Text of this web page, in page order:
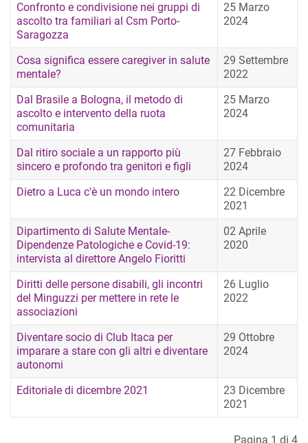
Confronto e condivisione nei gruppi di
ascolto tra familiari al Csm Porto-
Saragozza
25 Marzo
2024
Cosa significa essere caregiver in salute
mentale?
29 Settembre
2022
Dal Brasile a Bologna, il metodo di
ascolto e intervento della ruota
comunitaria
25 Marzo
2024
Dal ritiro sociale a un rapporto più
sincero e profondo tra genitori e figli
27 Febbraio
2024
Dietro a Luca c'è un mondo intero
22 Dicembre
2021
Dipartimento di Salute Mentale-
Dipendenze Patologiche e Covid-19:
intervista al direttore Angelo Fioritti
02 Aprile
2020
Diritti delle persone disabili, gli incontri
del Minguzzi per mettere in rete le
associazioni
26 Luglio
2022
Diventare socio di Club Itaca per
imparare a stare con gli altri e diventare
autonomi
29 Ottobre
2024
Editoriale di dicembre 2021
23 Dicembre
2021
Pagina 1 di 4